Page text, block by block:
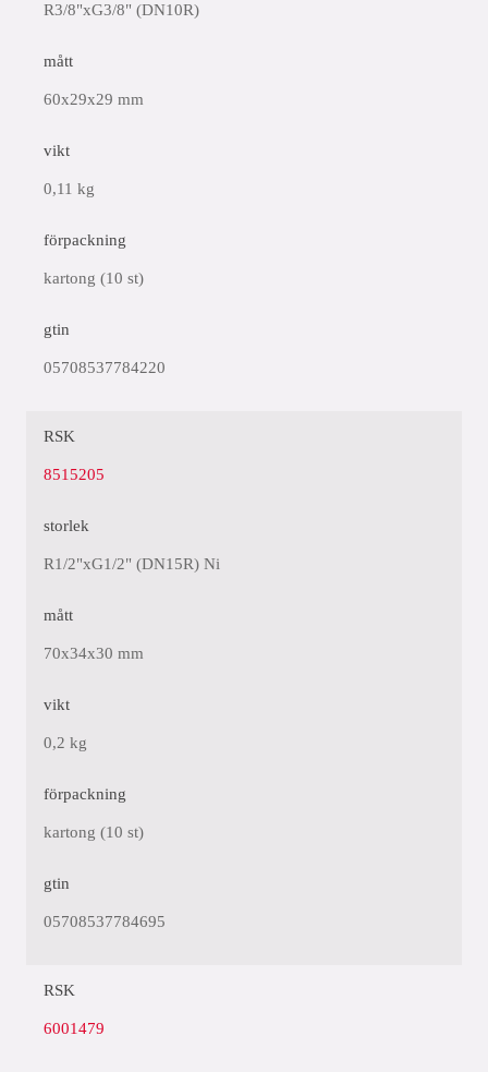
R3/8"xG3/8" (DN10R)
mått
60x29x29 mm
vikt
0,11 kg
förpackning
kartong (10 st)
gtin
05708537784220
RSK
8515205
storlek
R1/2"xG1/2" (DN15R) Ni
mått
70x34x30 mm
vikt
0,2 kg
förpackning
kartong (10 st)
gtin
05708537784695
RSK
6001479